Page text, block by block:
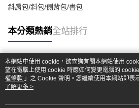
斜肩包/斜包/側背包/書包
本分類熱銷全站排行
熱門標籤
本網站中使用 cookie，欲查詢有關本網站使用
望在電腦上使用 cookie 時應如何變更電腦的
權條款 」之 Cookie 聲明。您繼續使用本網站即表
用條款之 Cookie 聲明使用 cookie。
了解更多 >